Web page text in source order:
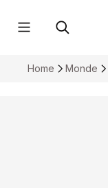
Home Monde